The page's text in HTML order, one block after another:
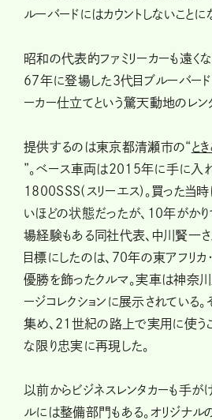
ルーバードにはカウントしないことに
昭和の代表的ファミリーカーも遠くな
67年に登場した３代目ブルーバー
ーカー仕立てという驚天動地のレン
提供するのは東京都清瀬市の“と
”。ベース車両は2015年に手に入
1800SSS(スリーエス)。買った当
いほどの状態だったが、10年がかり
場経験もある同社代表、中川賢一さ
目標にしたのは、70年の東アフリカ
優勝を飾ったクルマ。実車は神奈
ージコレクションに展示されている
集め、21世紀の路上で実用に使う
な限り忠実に再現した。
以前からビジネスレンタカーも手が
ルには整備部門もある。オリジナル